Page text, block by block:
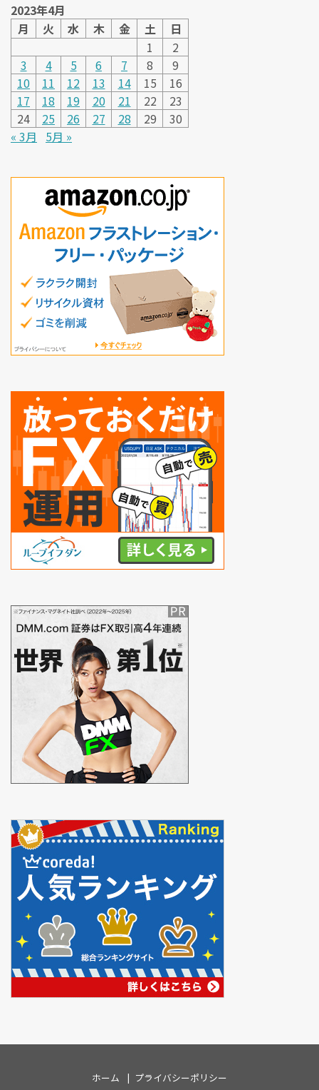
2023年4月
月
火 水 木 金 土
日
1
2
3
4 5 6 7 8
9
10
11 12 13 14 15
16
17
18 19 20 21 22
23
24
25 26 27 28 29
30
« 3月
5月 »
ホーム
プライバシーポリシー